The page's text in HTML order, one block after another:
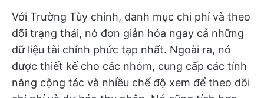
Với Trường Tùy chỉnh, danh mục chi phí và theo
dõi trạng thái, nó đơn giản hóa ngay cả những
dữ liệu tài chính phức tạp nhất. Ngoài ra, nó
được thiết kế cho các nhóm, cung cấp các tính
năng cộng tác và nhiều chế độ xem để theo dõi